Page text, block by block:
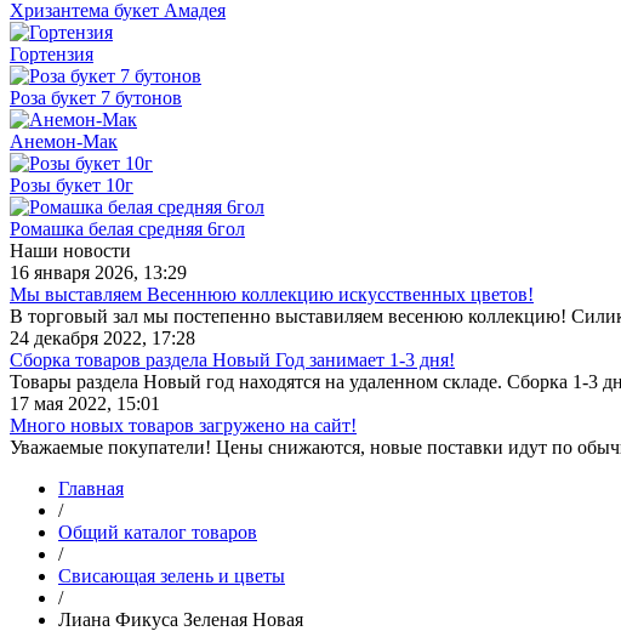
Хризантема букет Амадея
Гортензия
Роза букет 7 бутонов
Анемон-Мак
Розы букет 10г
Ромашка белая средняя 6гол
Наши новости
16 января 2026, 13:29
Мы выставляем Весеннюю коллекцию искусственных цветов!
В торговый зал мы постепенно выставиляем весенюю коллекцию!
24 декабря 2022, 17:28
Сборка товаров раздела Новый Год занимает 1-3 дня!
Товары раздела Новый год находятся на удаленном складе. Сборка 1-3
17 мая 2022, 15:01
Много новых товаров загружено на сайт!
Уважаемые покупатели! Цены снижаются, новые поставки идут по
Главная
/
Общий каталог товаров
/
Свисающая зелень и цветы
/
Лиана Фикуса Зеленая Новая